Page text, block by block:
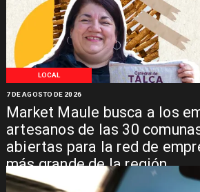
LOCAL
Market Maule busca a los
artesanos de las 30
abiertas para la red de
más grande de la región
7 DE AGOSTO DE 2026